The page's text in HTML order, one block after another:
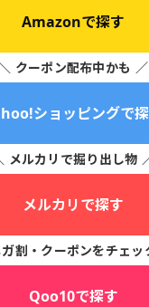
Amazonで探す
クーポン配布中かも ／
ショッピングで
メルカリで掘り出し物
メルカリで探す
割・クーポンをチェッ
Qoo10で探す